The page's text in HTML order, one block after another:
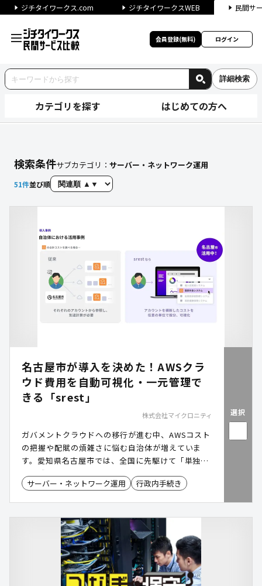
ジチタイワークス.com ジチタイワークスWEB 民間サ
会員登録(無料) ログイン
詳細検索
カテゴリを探す はじめての方へ
検索条件サブカテゴリ： サーバー・ネットワーク運用
51件並び順
名古屋市が導入を決めた！AWSクラ
ウド費用を自動可視化・一元管理で
きる「srest」
株式会社マイクロニティ
ガバメントクラウドへの移行が進む中、AWSコスト
の把握や配賦の煩雑さに悩む自治体が増えていま
す。愛知県名古屋市では、全国に先駆けて「単独利
用方式」でAWSコスト管理ツール「srest(スレス
ト)」を導入。複数部局にまたがるクラウド利用状
サーバー・ネットワーク運用 行政内手続き
選択